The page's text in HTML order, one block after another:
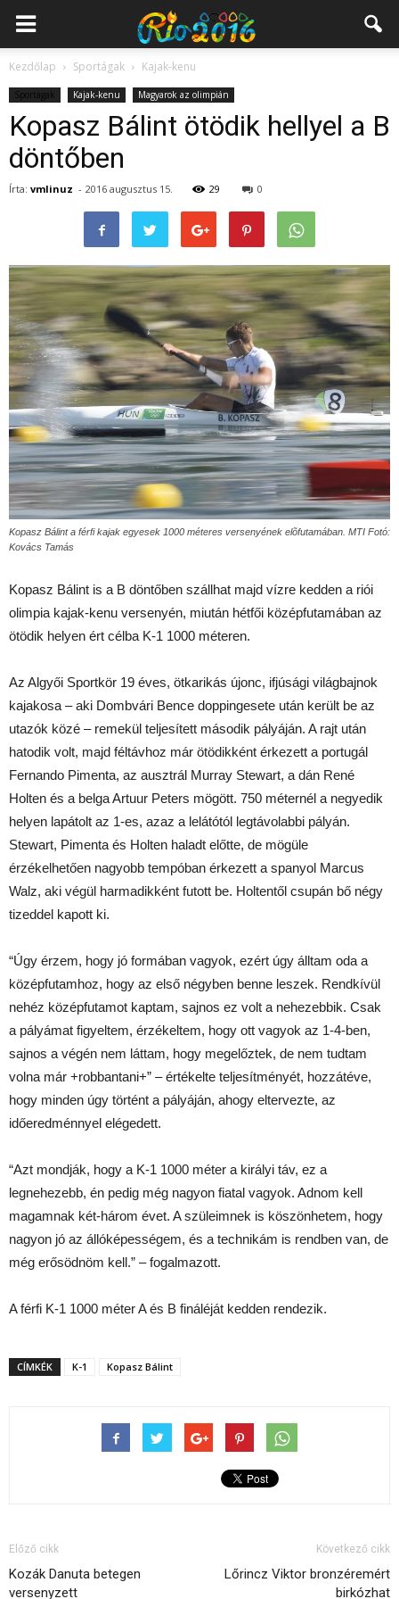
Kezdőlap Sportágak Kajak-kenu
Sportágak Kajak-kenu Magyarok az olimpián
Kopasz Bálint ötödik hellyel a B
döntőben
Írta: vmlinuz - 2016 augusztus 15. 29 0
Kopasz Bálint a férfi kajak egyesek 1000 méteres versenyének elõfutamában. MTI Fotó:
Kovács Tamás
Kopasz Bálint is a B döntőben szállhat majd vízre kedden a riói
olimpia kajak-kenu versenyén, miután hétfői középfutamában az
ötödik helyen ért célba K-1 1000 méteren.
Az Algyői Sportkör 19 éves, ötkarikás újonc, ifjúsági világbajnok
kajakosa – aki Dombvári Bence doppingesete után került be az
utazók közé – remekül teljesített második pályáján. A rajt után
hatodik volt, majd féltávhoz már ötödikként érkezett a portugál
Fernando Pimenta, az ausztrál Murray Stewart, a dán René
Holten és a belga Artuur Peters mögött. 750 méternél a negyedik
helyen lapátolt az 1-es, azaz a lelátótól legtávolabbi pályán.
Stewart, Pimenta és Holten haladt előtte, de mögüle
érzékelhetően nagyobb tempóban érkezett a spanyol Marcus
Walz, aki végül harmadikként futott be. Holtentől csupán bő négy
tizeddel kapott ki.
“Úgy érzem, hogy jó formában vagyok, ezért úgy álltam oda a
középfutamhoz, hogy az első négyben benne leszek. Rendkívül
nehéz középfutamot kaptam, sajnos ez volt a nehezebbik. Csak
a pályámat figyeltem, érzékeltem, hogy ott vagyok az 1-4-ben,
sajnos a végén nem láttam, hogy megelőztek, de nem tudtam
volna már +robbantani+” – értékelte teljesítményét, hozzátéve,
hogy minden úgy történt a pályáján, ahogy eltervezte, az
időeredménnyel elégedett.
“Azt mondják, hogy a K-1 1000 méter a királyi táv, ez a
legnehezebb, én pedig még nagyon fiatal vagyok. Adnom kell
magamnak két-három évet. A szüleimnek is köszönhetem, hogy
nagyon jó az állóképességem, és a technikám is rendben van, de
még erősödnöm kell.” – fogalmazott.
A férfi K-1 1000 méter A és B fináléját kedden rendezik.
CÍMKÉK K-1 Kopasz Bálint
Előző cikk
Kozák Danuta betegen
versenyzett
Következő cikk
Lőrincz Viktor bronzéremért
birkózhat